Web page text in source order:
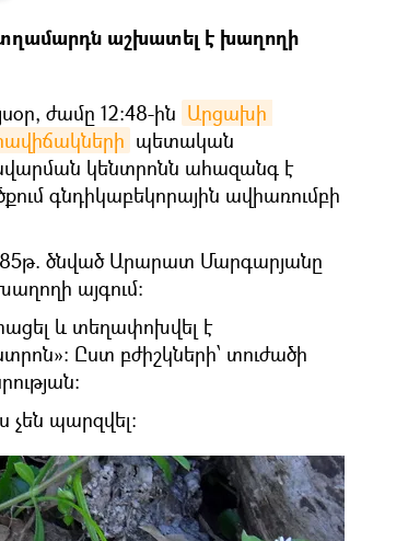
աշխատել է խաղողի
ժամը 12:48-ին Արցախի
պետական
կենտրոնն ահազանգ է
գնդիկաբեկորային ավիառումբի
ծնված Արարատ Մարգարյանը
այգում։
և տեղափոխվել է
Ըստ բժիշկների՝ տուժածի
պարզվել։